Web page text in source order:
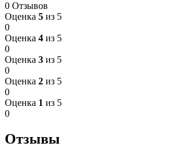
0 Отзывов
Оценка 5 из 5
0
Оценка 4 из 5
0
Оценка 3 из 5
0
Оценка 2 из 5
0
Оценка 1 из 5
0
Отзывы